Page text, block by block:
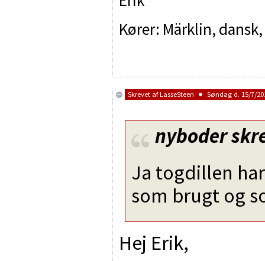
Kører: Märklin,
Skrevet afLasseSteen Søndag d. 15/7/
nyboder
Ja togdillen
som brugt og
Hej Erik,